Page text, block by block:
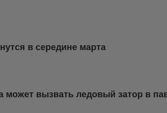
в середине марта
вызвать ледовый затор в